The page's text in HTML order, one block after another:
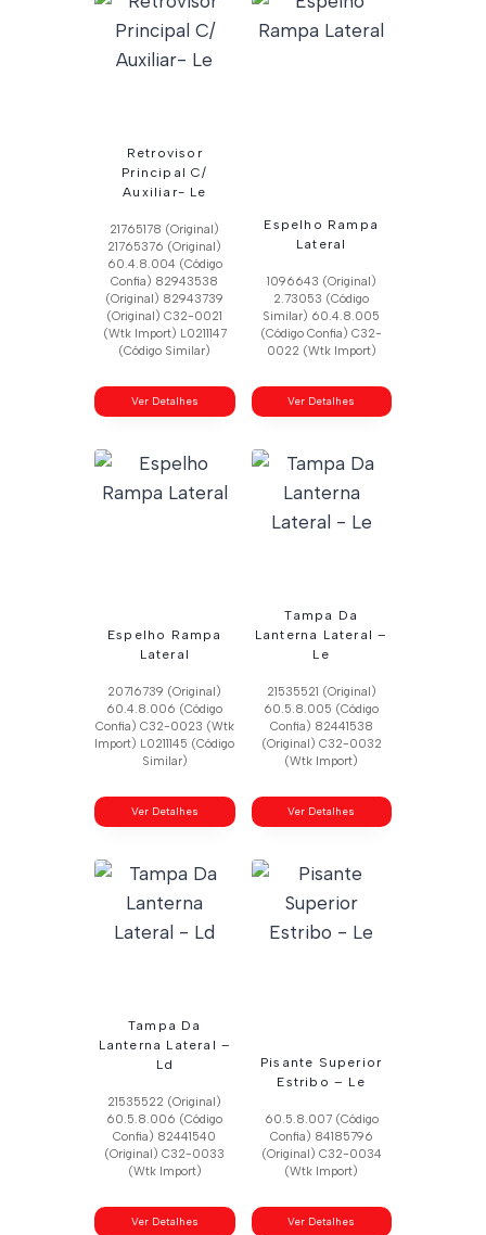
Retrovisor
Principal C/
Auxiliar- Le
21765178 (Original)
21765376 (Original)
60.4.8.004 (Código
Confia) 82943538
(Original) 82943739
(Original) C32-0021
(Wtk Import) L0211147
(Código Similar)
Ver Detalhes
Espelho Rampa
Lateral
1096643 (Original)
2.73053 (Código
Similar) 60.4.8.005
(Código Confia) C32-
0022 (Wtk Import)
Ver Detalhes
Espelho Rampa
Lateral
20716739 (Original)
60.4.8.006 (Código
Confia) C32-0023 (Wtk
Import) L0211145 (Código
Similar)
Ver Detalhes
Tampa Da
Lanterna Lateral –
Le
21535521 (Original)
60.5.8.005 (Código
Confia) 82441538
(Original) C32-0032
(Wtk Import)
Ver Detalhes
Tampa Da
Lanterna Lateral –
Ld
21535522 (Original)
60.5.8.006 (Código
Confia) 82441540
(Original) C32-0033
(Wtk Import)
Ver Detalhes
Pisante Superior
Estribo – Le
60.5.8.007 (Código
Confia) 84185796
(Original) C32-0034
(Wtk Import)
Ver Detalhes